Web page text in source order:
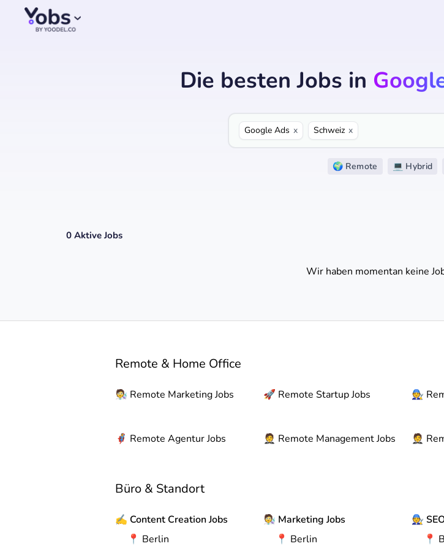
Die besten Jobs in
Google Ads x Schweiz x
🌍 Remote 💻 Hybrid
0 Aktive Jobs
Wir haben momentan keine
Remote & Home Office
🧑‍🔬 Remote Marketing Jobs 🚀 Remote Startup Jobs 🧑‍🔧
🦸 Remote Agentur Jobs 🤵 Remote Management Jobs 🤵
Büro & Standort
✍️ Content Creation Jobs
📍 Berlin
🧑‍🔬 Marketing Jobs
📍 Berlin
🧑‍🔧
📍